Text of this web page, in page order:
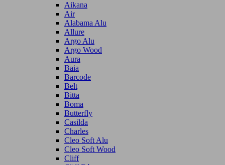
Aikana
Air
Alabama Alu
Allure
Argo Alu
Argo Wood
Aura
Baia
Barcode
Belt
Bitta
Boma
Butterfly
Casilda
Charles
Cleo Soft Alu
Cleo Soft Wood
Cliff